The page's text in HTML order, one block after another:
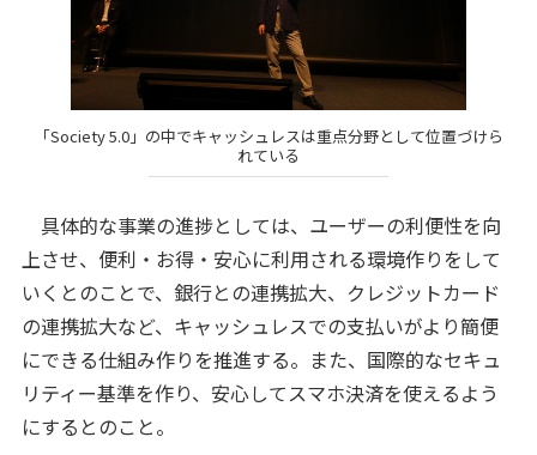
「Society 5.0」の中でキャッシュレスは重点分野として位置づけら
れている
具体的な事業の進捗としては、ユーザーの利便性を向
上させ、便利・お得・安心に利用される環境作りをして
いくとのことで、銀行との連携拡大、クレジットカード
の連携拡大など、キャッシュレスでの支払いがより簡便
にできる仕組み作りを推進する。また、国際的なセキュ
リティー基準を作り、安心してスマホ決済を使えるよう
にするとのこと。